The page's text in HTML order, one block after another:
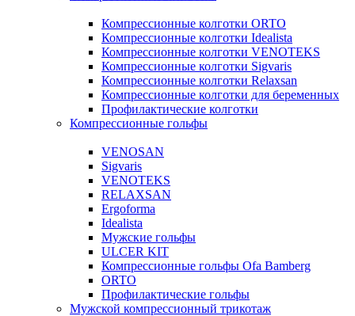
Компрессионные колготки ORTO
Компрессионные колготки Idealista
Компрессионные колготки VENOTEKS
Компрессионные колготки Sigvaris
Компрессионные колготки Relaxsan
Компрессионные колготки для беременных
Профилактические колготки
Компрессионные гольфы
VENOSAN
Sigvaris
VENOTEKS
RELAXSAN
Ergoforma
Idealista
Мужские гольфы
ULCER KIT
Компрессионные гольфы Ofa Bamberg
ORTO
Профилактические гольфы
Мужской компрессионный трикотаж